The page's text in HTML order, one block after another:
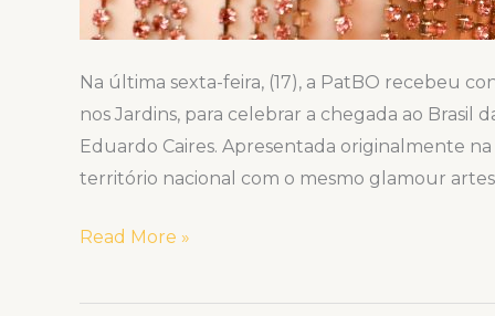
Na última sexta-feira, (17), a PatBO recebeu
nos Jardins, para celebrar a chegada ao Brasil
Eduardo Caires. Apresentada originalmente
território nacional com o mesmo glamour
Read More »